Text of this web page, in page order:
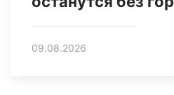
09.08.2026